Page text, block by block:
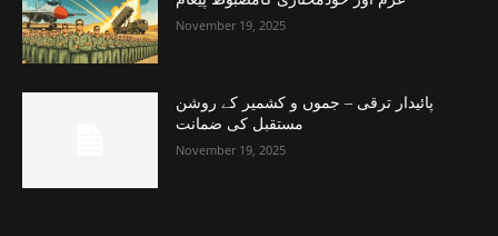
November 19, 2025
پائیدار ترقی – جموں و کشمیر کے روشن
مستقبل کی ضمانت
November 19, 2025